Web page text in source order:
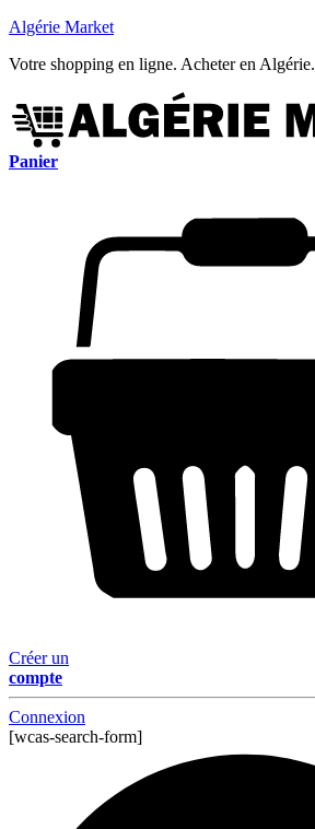
Algérie Market
Votre shopping en ligne. Acheter en Algérie.
Panier
Créer un
compte
Connexion
[wcas-search-form]